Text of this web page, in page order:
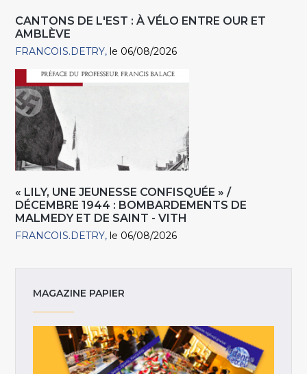
CANTONS DE L'EST : À VÉLO ENTRE OUR ET
AMBLÈVE
FRANCOIS.DETRY le 06/08/2026
« LILY, UNE JEUNESSE CONFISQUÉE » /
DÉCEMBRE 1944 : BOMBARDEMENTS DE
MALMEDY ET DE SAINT - VITH
FRANCOIS.DETRY le 06/08/2026
MAGAZINE PAPIER